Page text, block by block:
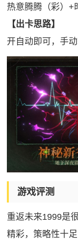
热意腾腾（彩）+
【出卡思路】
开自动即可，手
游戏评测
重返未来1999是
精彩，策略性十